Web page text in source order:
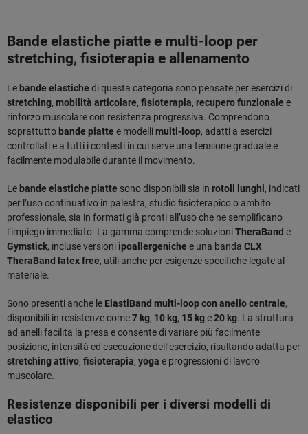
Bande elastiche piatte e multi-loop per
stretching, fisioterapia e allenamento
Le bande elastiche di questa categoria sono pensate per esercizi di
stretching, mobilità articolare, fisioterapia, recupero funzionale e
rinforzo muscolare con resistenza progressiva. Comprendono
soprattutto bande piatte e modellimulti-loop, adatti a esercizi
controllati e a tutti i contesti in cui serve una tensione graduale e
facilmente modulabile durante il movimento.
Le bande elastiche piatte sono disponibili sia in rotoli lunghi, indicati
per l’uso continuativo in palestra, studio fisioterapico o ambito
professionale, sia in formati già pronti all’uso che ne semplificano
l’impiego immediato. La gamma comprende soluzioniTheraBand e
Gymstick, incluse versioni ipoallergeniche e una banda CLX
TheraBand latex free, utili anche per esigenze specifiche legate al
materiale.
Sono presenti anche le ElastiBand multi-loop con anello centrale,
disponibili in resistenze come7 kg, 10 kg, 15 kge20 kg. La struttura
ad anelli facilita la presa e consente di variare più facilmente
posizione, intensità ed esecuzione dell’esercizio, risultando adatta per
stretching attivo, fisioterapia, yoga e progressioni di lavoro
muscolare.
Resistenze disponibili per i diversi modelli di
elastico